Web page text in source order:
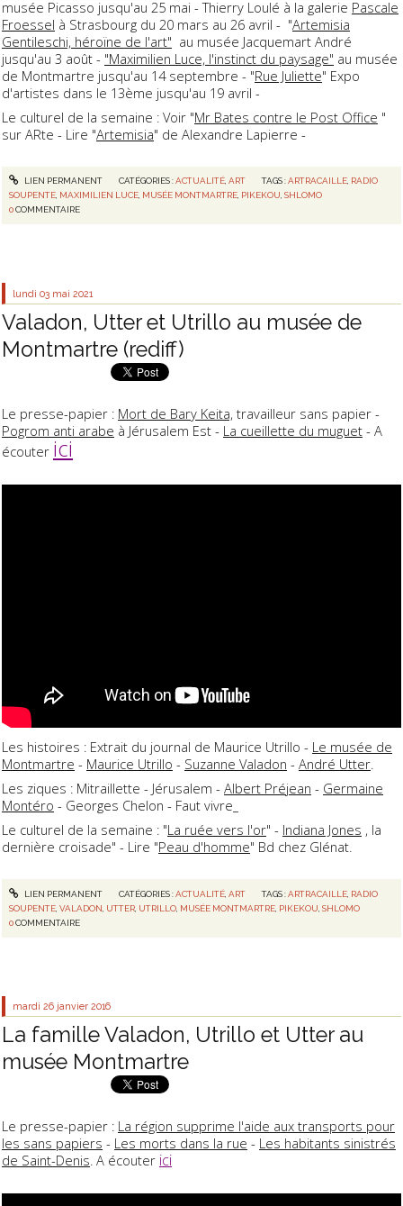
musée Picasso jusqu'au 25 mai - Thierry Loulé à la galerie Pascale
Froessel à Strasbourg du 20 mars au 26 avril - "Artemisia
Gentileschi, héroïne de l'art" au musée Jacquemart André
jusqu'au 3 août - "Maximilien Luce, l'instinct du paysage" au musée
de Montmartre jusqu'au 14 septembre - "Rue Juliette" Expo
d'artistes dans le 13ème jusqu'au 19 avril -
Le culturel de la semaine : Voir "Mr Bates contre le Post Office "
sur ARte - Lire "Artemisia" de Alexandre Lapierre -
LIEN PERMANENT CATÉGORIES :ACTUALITÉ, ART TAGS :ARTRACAILLE, RADIO
SOUPENTE, MAXIMILIEN LUCE, MUSÉE MONTMARTRE, PIKEKOU,SHLOMO
0COMMENTAIRE
lundi 03 mai 2021
Valadon, Utter et Utrillo au musée de
Montmartre (rediff)
Le presse-papier : Mort de Bary Keita, travailleur sans papier -
Pogrom anti arabe à Jérusalem Est - La cueillette du muguet - A
écouter ici
Les histoires : Extrait du journal de Maurice Utrillo - Le musée de
Montmartre - Maurice Utrillo - Suzanne Valadon - André Utter
Les ziques : Mitraillette - Jérusalem - Albert Préjean - Germaine
Montéro - Georges Chelon - Faut vivre_
Le culturel de la semaine : "La ruée vers l'or" - Indiana Jones , la
dernière croisade" - Lire "Peau d'homme" Bd chez Glénat.
LIEN PERMANENT CATÉGORIES :ACTUALITÉ, ART TAGS :ARTRACAILLE RADIO
SOUPENTE ,VALADON UTTER UTRILLO MUSÉE MONTMARTRE PIKEKOU ,SHLOMO
0COMMENTAIRE
mardi 26 janvier 2016
La famille Valadon, Utrillo et Utter au
musée Montmartre
Le presse-papier : La région supprime l'aide aux transports pour
les sans papiers - Les morts dans la rue - Les habitants sinistrés
de Saint-Denis . A écouter ici